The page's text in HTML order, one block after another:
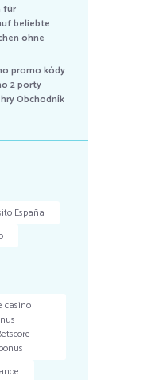
für
beliebte
ohne
promo kódy
2 porty
Obchodník
España
casino